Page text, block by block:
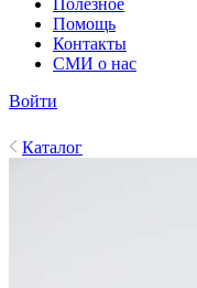
Полезное
Помощь
Контакты
СМИ о нас
Войти
Каталог